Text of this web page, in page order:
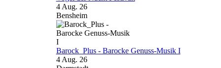
4 Aug. 26
Bensheim
Barock_Plus - Barocke Genuss-Musik I
4 Aug. 26